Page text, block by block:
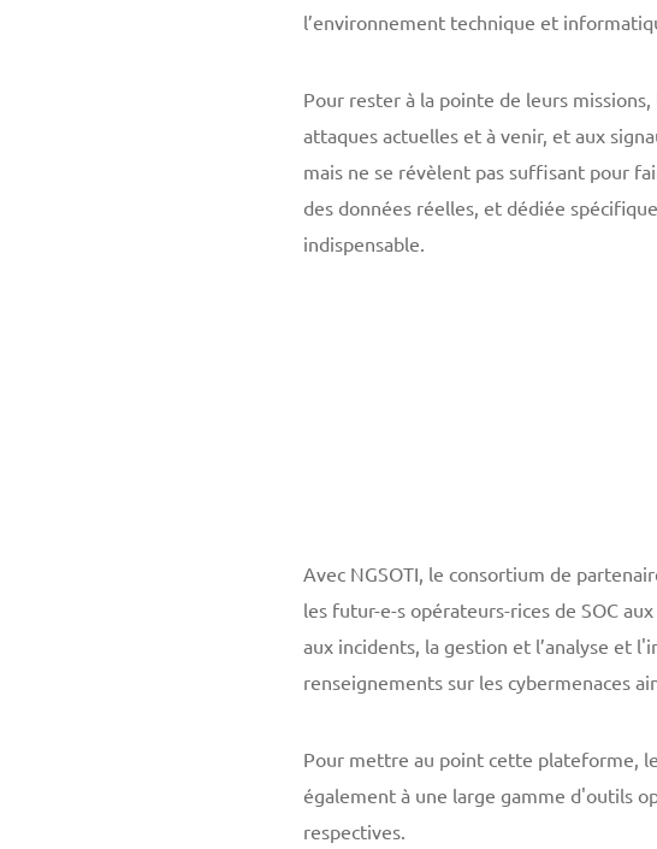
l’environnement technique et
Pour rester à la pointe de leurs
attaques actuelles et à venir, et aux
mais ne se révèlent pas suffisant pour
des données réelles, et dédiée
indispensable.
Avec NGSOTI, le consortium de
les futur-e-s opérateurs-rices de SOC
aux incidents, la gestion et l’analyse et
renseignements sur les cybermenaces
Pour mettre au point cette plateforme,
également à une large gamme d'outils
respectives.